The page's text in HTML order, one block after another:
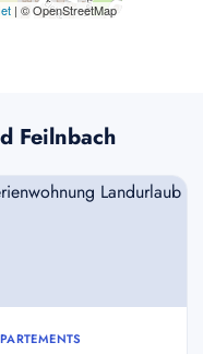
| © OpenStreetMap
Feilnbach